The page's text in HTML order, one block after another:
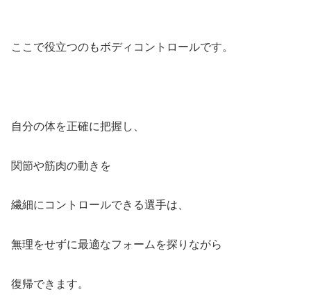
ここで役立つのもボディコントロールです。
自分の体を正確に把握し、
関節や筋肉の動きを
繊細にコントロールできる選手は、
無理をせずに最適なフォームを探りながら
復帰できます。